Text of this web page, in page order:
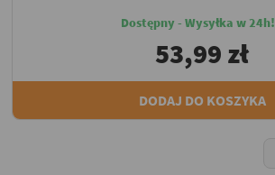
Dostępny - Wysyłka w 24h!
53,99 zł
DODAJ DO KOSZYKA